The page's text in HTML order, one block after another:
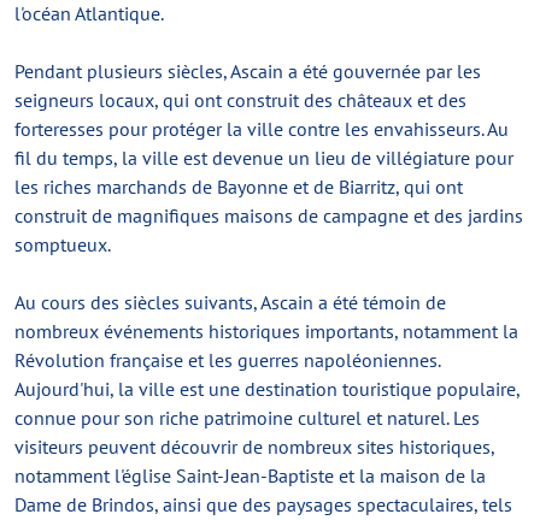
l'océan Atlantique.
Pendant plusieurs siècles, Ascain a été gouvernée par les
seigneurs locaux, qui ont construit des châteaux et des
forteresses pour protéger la ville contre les envahisseurs. Au
fil du temps, la ville est devenue un lieu de villégiature pour
les riches marchands de Bayonne et de Biarritz, qui ont
construit de magnifiques maisons de campagne et des jardins
somptueux.
Au cours des siècles suivants, Ascain a été témoin de
nombreux événements historiques importants, notamment la
Révolution française et les guerres napoléoniennes.
Aujourd'hui, la ville est une destination touristique populaire,
connue pour son riche patrimoine culturel et naturel. Les
visiteurs peuvent découvrir de nombreux sites historiques,
notamment l'église Saint-Jean-Baptiste et la maison de la
Dame de Brindos, ainsi que des paysages spectaculaires, tels